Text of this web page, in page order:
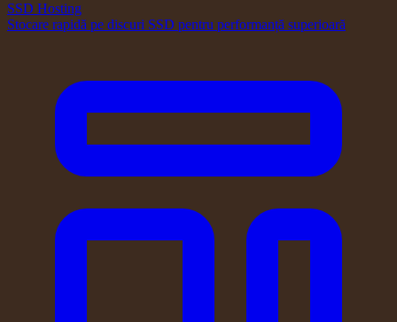
SSD Hosting
Stocare rapidă pe discuri SSD pentru performanță superioară